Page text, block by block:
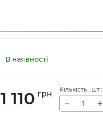
В наявності
1 110 грн Кількість , шт :
− +